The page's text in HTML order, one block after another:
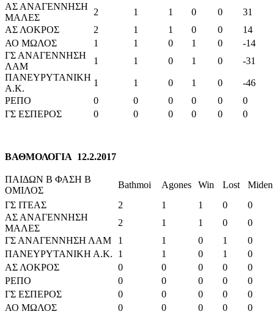
ΑΣ ΑΝΑΓΕΝΝΗΣΗ
ΜΑΛΕΣ
2 1 1 0 0
31
ΑΣ ΛΟΚΡΟΣ
2 1 1 0 0
14
ΑΟ ΜΩΛΟΣ
1 1 0 1 0
-14
ΓΣ ΑΝΑΓΕΝΝΗΣΗ
ΛΑΜ
1 1 0 1 0
-31
ΠΑΝΕΥΡΥΤΑΝΙΚΗ
Α.Κ.
1 1 0 1 0
-46
ΡΕΠΟ
0 0 0 0 0
0
ΓΣ ΕΣΠΕΡΟΣ
0 0 0 0 0 0
ΒΑΘΜΟΛΟΓΙΑ 12.2.2017
ΠΑΙΔΩΝ Β ΦΑΣΗ Β
ΟΜΙΛΟΣ
Bathmoi Agones Win Lost
Miden
ΓΣ ΙΤΕΑΣ
2 1 1 0
0
ΑΣ ΑΝΑΓΕΝΝΗΣΗ
ΜΑΛΕΣ
2 1 1 0
0
ΓΣ ΑΝΑΓΕΝΝΗΣΗ ΛΑΜ
1 1 0 1
0
ΠΑΝΕΥΡΥΤΑΝΙΚΗ Α.Κ.
1 1 0 1
0
ΑΣ ΛΟΚΡΟΣ
0 0 0 0
0
ΡΕΠΟ
0 0 0 0
0
ΓΣ ΕΣΠΕΡΟΣ
0 0 0 0
0
ΑΟ ΜΩΛΟΣ
0 0 0 0 0